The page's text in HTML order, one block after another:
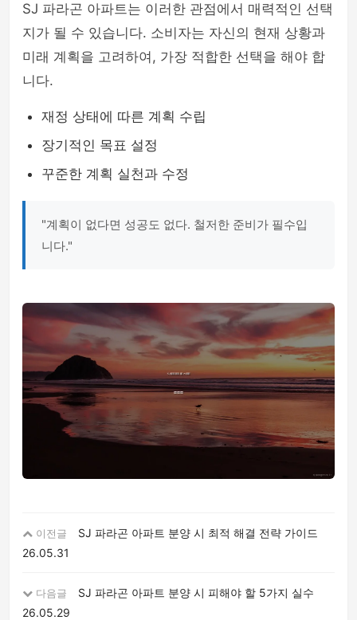
SJ 파라곤 아파트는 이러한 관점에서 매력적인 선택
지가 될 수 있습니다. 소비자는 자신의 현재 상황과
미래 계획을 고려하여, 가장 적합한 선택을 해야 합
니다.
재정 상태에 따른 계획 수립
장기적인 목표 설정
꾸준한 계획 실천과 수정
"계획이 없다면 성공도 없다. 철저한 준비가 필수입
니다."
이전글
SJ 파라곤 아파트 분양 시 최적 해결 전략 가이드
26.05.31
다음글
SJ 파라곤 아파트 분양 시 피해야 할 5가지 실수
26.05.29